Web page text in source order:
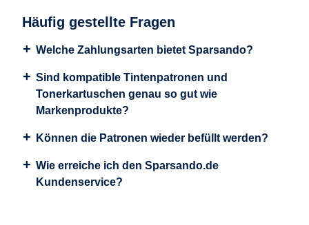
Häufig gestellte Fragen
Welche Zahlungsarten bietet Sparsando?
Sind kompatible Tintenpatronen und
Tonerkartuschen genau so gut wie
Markenprodukte?
Können die Patronen wieder befüllt werden?
Wie erreiche ich den Sparsando.de
Kundenservice?